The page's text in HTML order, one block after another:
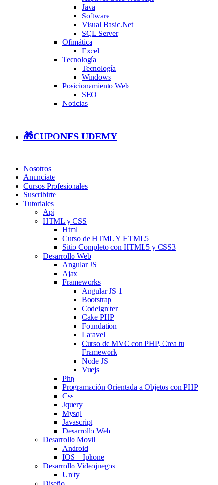
Java
Software
Visual Basic.Net
SQL Server
Ofimática
Excel
Tecnología
Tecnología
Windows
Posicionamiento Web
SEO
Noticias
🎁CUPONES UDEMY
Nosotros
Anunciate
Cursos Profesionales
Suscribirte
Tutoriales
Api
HTML y CSS
Html
Curso de HTML Y HTML5
Sitio Completo con HTML5 y CSS3
Desarrollo Web
Angular JS
Ajax
Frameworks
Angular JS 1
Bootstrap
Codeigniter
Cake PHP
Foundation
Laravel
Curso de MVC con PHP, Crea tu
Framework
Node JS
Vuejs
Php
Programación Orientada a Objetos con PHP
Css
Jquery
Mysql
Javascript
Desarrollo Web
Desarrollo Movil
Android
IOS – Iphone
Desarrollo Videojuegos
Unity